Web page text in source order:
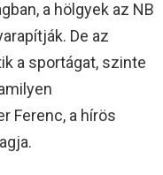
a hölgyek az NB
De az
a sportágat, szinte
Ferenc, a hírös